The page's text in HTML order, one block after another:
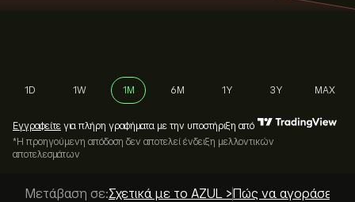
1D 1W 1M 6M 1Y 3Y MAX
Εγγραφείτε για πλήρη γραφήματα με την υποστήριξη από
*Η προηγούμενη απόδοση δεν αποτελεί ένδειξη μελλοντικών
αποτελεσμάτων
Μετάβαση σε:Σχετικά με το AZUL > Πώς να αγοράσετε;